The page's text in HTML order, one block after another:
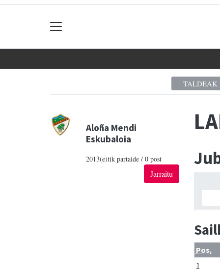
TALDEAK
Aloña Mendi
Eskubaloia
2013(e)tik partaide / 0 post
Jarraitu
Pos.
1